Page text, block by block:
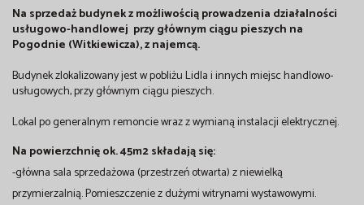
Na sprzedaż budynek z możliwością prowadzenia działalności
usługowo-handlowej przy głównym ciągu pieszych na
Pogodnie (Witkiewicza), z najemcą.
Budynek zlokalizowany jest w pobliżu Lidla i innych miejsc handlowo-
usługowych, przy głównym ciągu pieszych.
Lokal po generalnym remoncie wraz z wymianą instalacji elektrycznej.
Na powierzchnię ok. 45m2 składają się:
-główna sala sprzedażowa (przestrzeń otwarta) z niewielką
przymierzalnią. Pomieszczenie z dużymi witrynami wystawowymi.